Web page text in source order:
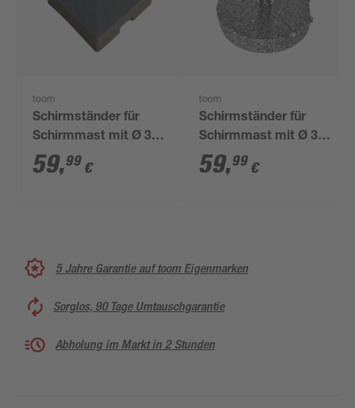
toom
Schirmständer für
Schirmmast mit Ø 38
- 48 mm Polypropylen
45 x 45 x cm
59,99 €
toom
Schirmständer für
Schirmmast mit Ø 38
- 48 mm Granit Ø 45
cm
59,99 €
5 Jahre Garantie auf toom Eigenmarken
Sorglos, 90 Tage Umtauschgarantie
Abholung im Markt in 2 Stunden